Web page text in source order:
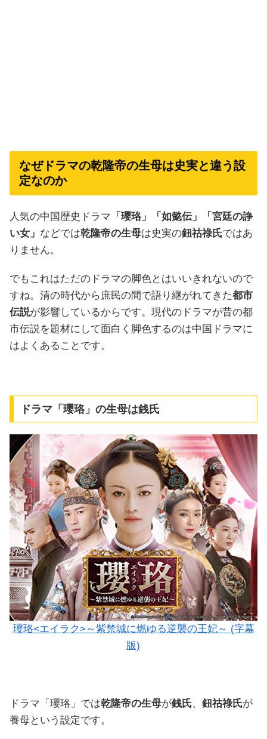
なぜドラマの乾隆帝の生母は史実と違う設
定なのか
人気の中国歴史ドラマ 「瓔珞」「如懿伝」「宮廷の諍
い女」 などでは乾隆帝の生母は史実の鈕祜祿氏ではあ
りません。
でもこれはただのドラマの脚色とはいいきれないので
すね。清の時代から庶民の間で語り継がれてきた都市
伝説が影響しているからです。現代のドラマが昔の都
市伝説を題材にして面白く脚色するのは中国ドラマに
はよくあることです。
ドラマ「瓔珞」の生母は銭氏
瓔珞<エイラク>～紫禁城に燃ゆる逆襲の王妃～ (字幕
版)
ドラマ「瓔珞」では乾隆帝の生母が銭氏、 鈕祜祿氏が
養母という設定です。